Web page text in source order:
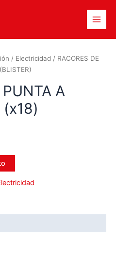
/ Electricidad / RACORES DE
PUNTA A
(x18)